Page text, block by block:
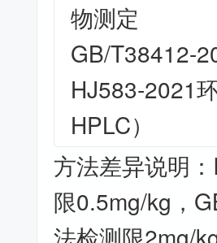
物测定
GB/T38412-
HJ583-2021
HPLC）
方法差异说明
限0.5mg/kg，
法检测限2mg/